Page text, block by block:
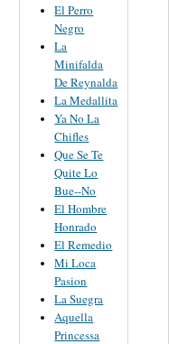
El Perro
Negro
La
Minifalda
De Reynalda
La Medallita
Ya No La
Chifles
Que Se Te
Quite Lo
Bue--No
El Hombre
Honrado
El Remedio
Mi Loca
Pasion
La Suegra
Aquella
Princessa